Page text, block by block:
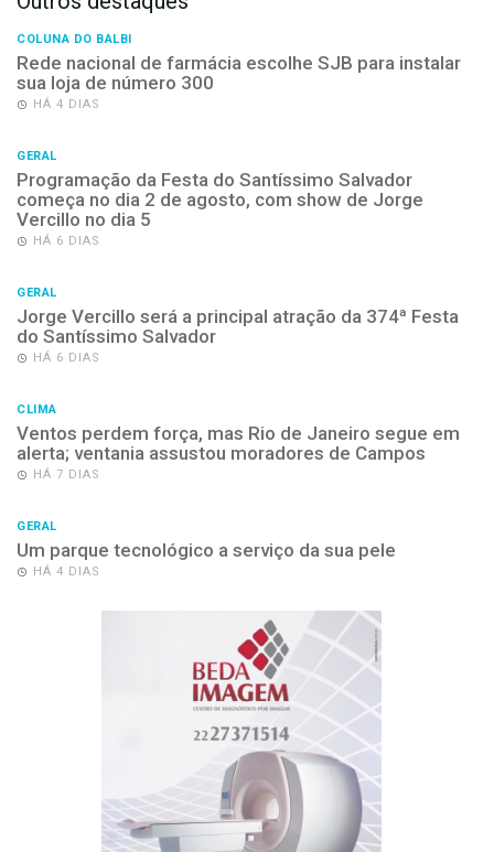
COLUNA DO BALBI
Rede nacional de farmácia escolhe SJB para instalar
sua loja de número 300
HÁ 4 DIAS
GERAL
Programação da Festa do Santíssimo Salvador
começa no dia 2 de agosto, com show de Jorge
Vercillo no dia 5
HÁ 6 DIAS
GERAL
Jorge Vercillo será a principal atração da 374ª Festa
do Santíssimo Salvador
HÁ 6 DIAS
CLIMA
Ventos perdem força, mas Rio de Janeiro segue em
alerta; ventania assustou moradores de Campos
HÁ 7 DIAS
GERAL
Um parque tecnológico a serviço da sua pele
HÁ 4 DIAS